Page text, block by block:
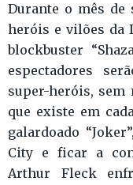
Durante o mês de
heróis e vilões da
blockbuster
espectadores
super-heróis,
que existe em
galardoado
City e ficar a
Arthur Fleck